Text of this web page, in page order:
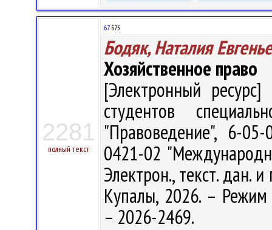
2281
полный текст
67Б75
Бодяк, Наталия
Хозяйственное право
[Электронный
студентов
"Правоведение", 6-
0421-02
Электрон., текст. дан.
Купалы, 2026. –
– 2026-2469.